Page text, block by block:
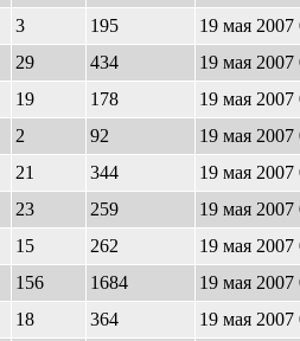
3 195
19 мая 2007
29 434
19 мая 2007
19 178
19 мая 2007
2 92
19 мая 2007
21 344
19 мая 2007
23 259
19 мая 2007
15 262
19 мая 2007
156 1684
19 мая 2007
18 364
19 мая 2007